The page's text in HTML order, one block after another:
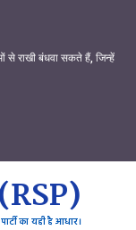
से राखी बंधवा सकते हैं, जिन्हें
(RSP)
का यही है आधार।